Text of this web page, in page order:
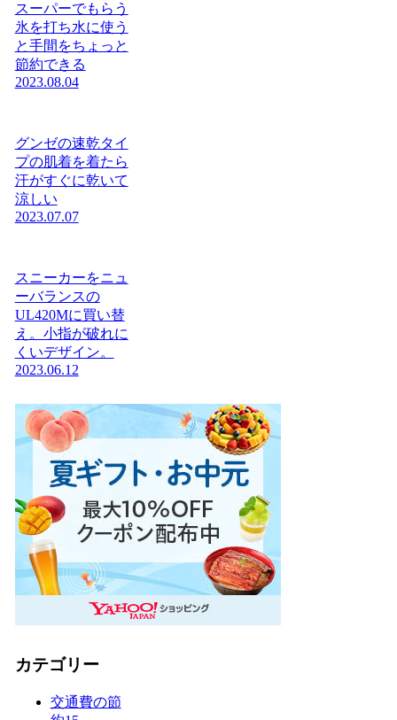
スーパーでもらう
氷を打ち水に使う
と手間をちょっと
節約できる
2023.08.04
グンゼの速乾タイ
プの肌着を着たら
汗がすぐに乾いて
涼しい
2023.07.07
スニーカーをニュ
ーバランスの
UL420Mに買い替
え。小指が破れに
くいデザイン。
2023.06.12
カテゴリー
交通費の節